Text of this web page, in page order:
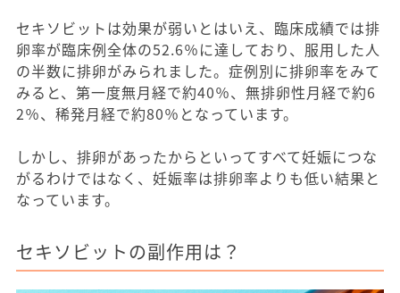
セキソビットは効果が弱いとはいえ、臨床成績では排
卵率が臨床例全体の52.6％に達しており、服用した人
の半数に排卵がみられました。症例別に排卵率をみて
みると、第一度無月経で約40％、無排卵性月経で約6
2％、稀発月経で約80％となっています。
しかし、排卵があったからといってすべて妊娠につな
がるわけではなく、妊娠率は排卵率よりも低い結果と
なっています。
セキソビットの副作用は？